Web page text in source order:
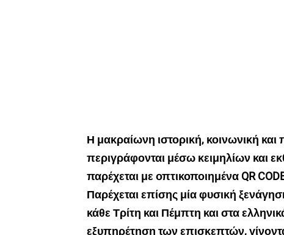
Η μακραίωνη ιστορική, κοινωνική και
περιγράφονται μέσω κειμηλίων και
παρέχεται με οπτικοποιημένα QR
Παρέχεται επίσης μία φυσική
κάθε Τρίτη και Πέμπτη και στα
εξυπηρέτηση των επισκεπτών,